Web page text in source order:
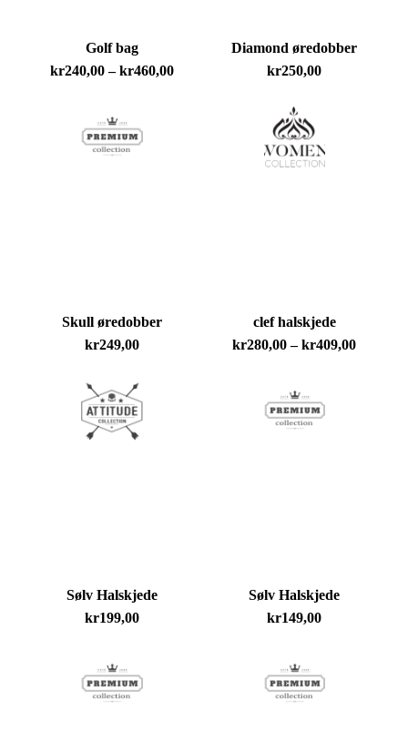
Golf bag
kr240,00 – kr460,00Prisområde:
Diamond øredobber
kr250,00
Skull øredobber
kr249,00
clef halskjede
kr280,00 – kr409,00
Sølv Halskjede
kr199,00
Sølv Halskjede
kr149,00